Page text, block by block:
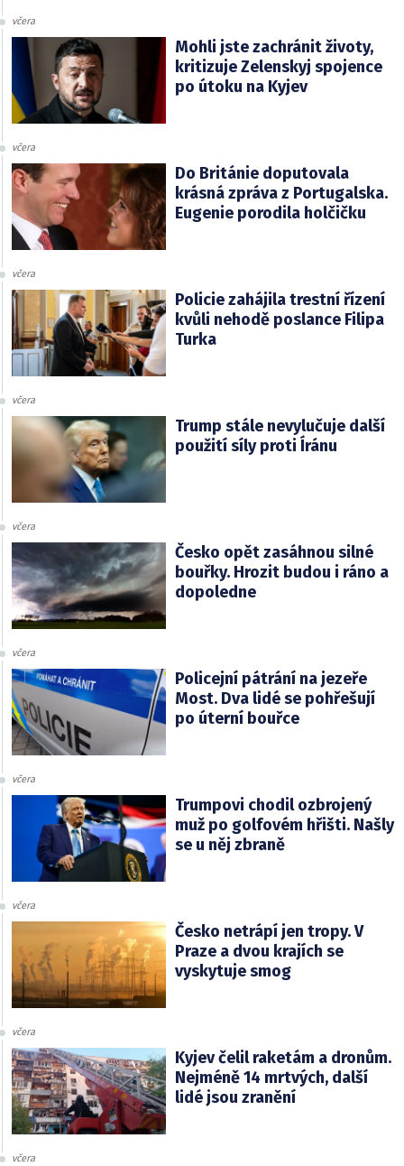
včera
Mohli jste zachránit životy,
kritizuje Zelenskyj spojence
po útoku na Kyjev
včera
Do Británie doputovala
krásná zpráva z Portugalska.
Eugenie porodila holčičku
včera
Policie zahájila trestní řízení
kvůli nehodě poslance Filipa
Turka
včera
Trump stále nevylučuje další
použití síly proti Íránu
včera
Česko opět zasáhnou silné
bouřky. Hrozit budou i ráno a
dopoledne
včera
Policejní pátrání na jezeře
Most. Dva lidé se pohřešují
po úterní bouřce
včera
Trumpovi chodil ozbrojený
muž po golfovém hřišti. Našly
se u něj zbraně
včera
Česko netrápí jen tropy. V
Praze a dvou krajích se
vyskytuje smog
včera
Kyjev čelil raketám a dronům.
Nejméně 14 mrtvých, další
lidé jsou zranění
včera